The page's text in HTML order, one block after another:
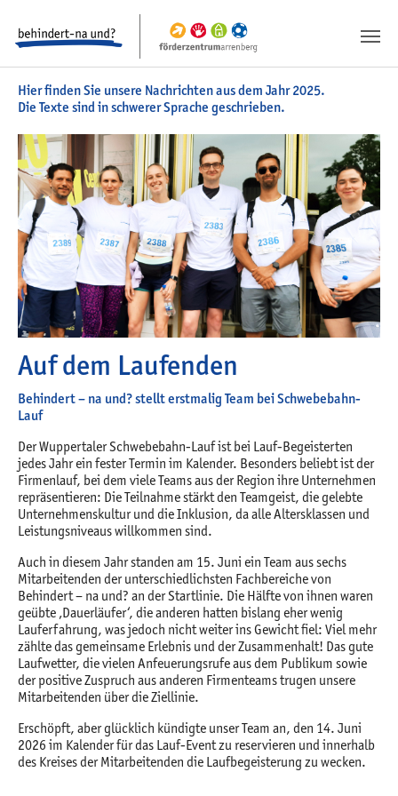
Hier finden Sie unsere Nachrichten aus dem Jahr 2025.
Die Texte sind in schwerer Sprache geschrieben.
Auf dem Laufenden
Behindert – na und? stellt erstmalig Team bei Schwebebahn-
Lauf
Der Wuppertaler Schwebebahn-Lauf ist bei Lauf-Begeisterten
jedes Jahr ein fester Termin im Kalender. Besonders beliebt ist der
Firmenlauf, bei dem viele Teams aus der Region ihre Unternehmen
repräsentieren: Die Teilnahme stärkt den Teamgeist, die gelebte
Unternehmenskultur und die Inklusion, da alle Altersklassen und
Leistungsniveaus willkommen sind.
Auch in diesem Jahr standen am 15. Juni ein Team aus sechs
Mitarbeitenden der unterschiedlichsten Fachbereiche von
Behindert – na und? an der Startlinie. Die Hälfte von ihnen waren
geübte ‚Dauerläufer‘, die anderen hatten bislang eher wenig
Lauferfahrung, was jedoch nicht weiter ins Gewicht fiel: Viel mehr
zählte das gemeinsame Erlebnis und der Zusammenhalt! Das gute
Laufwetter, die vielen Anfeuerungsrufe aus dem Publikum sowie
der positive Zuspruch aus anderen Firmenteams trugen unsere
Mitarbeitenden über die Ziellinie.
Erschöpft, aber glücklich kündigte unser Team an, den 14. Juni
2026 im Kalender für das Lauf-Event zu reservieren und innerhalb
des Kreises der Mitarbeitenden die Laufbegeisterung zu wecken.